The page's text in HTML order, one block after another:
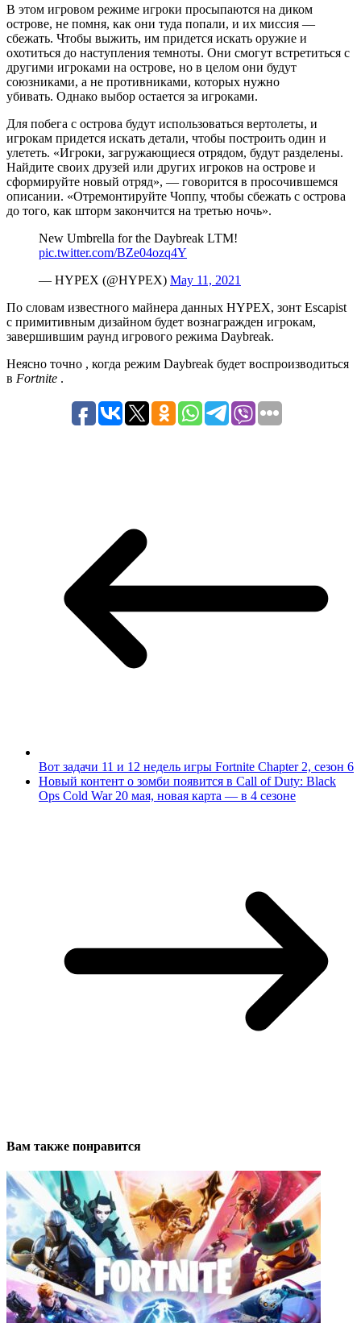
В этом игровом режиме игроки просыпаются на диком
острове, не помня, как они туда попали, и их миссия —
сбежать. Чтобы выжить, им придется искать оружие и
охотиться до наступления темноты. Они смогут встретиться с
другими игроками на острове, но в целом они будут
союзниками, а не противниками, которых нужно
убивать. Однако выбор остается за игроками.
Для побега с острова будут использоваться вертолеты, и
игрокам придется искать детали, чтобы построить один и
улететь. «Игроки, загружающиеся отрядом, будут разделены.
Найдите своих друзей или других игроков на острове и
сформируйте новый отряд», — говорится в просочившемся
описании. «Отремонтируйте Чоппу, чтобы сбежать с острова
до того, как шторм закончится на третью ночь».
New Umbrella for the Daybreak LTM!
pic.twitter.com/BZe04ozq4Y
— HYPEX (@HYPEX) May 11, 2021
По словам известного майнера данных HYPEX, зонт Escapist
с примитивным дизайном будет вознагражден игрокам,
завершившим раунд игрового режима Daybreak.
Неясно точно , когда режим Daybreak будет воспроизводиться
в Fortnite .
Вот задачи 11 и 12 недель игры Fortnite Chapter 2, сезон 6
Новый контент о зомби появится в Call of Duty: Black
Ops Cold War 20 мая, новая карта — в 4 сезоне
Вам также понравится